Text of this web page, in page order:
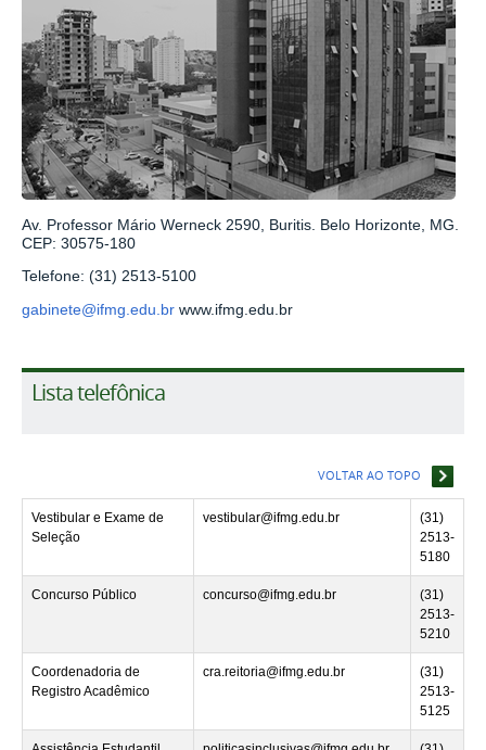
Av. Professor Mário Werneck 2590, Buritis. Belo Horizonte, MG.
CEP: 30575-180
Telefone: (31) 2513-5100
gabinete@ifmg.edu.br www.ifmg.edu.br
Lista telefônica
VOLTAR AO TOPO
Vestibular e Exame de
Seleção
vestibular@ifmg.edu.br
(31)
2513-
5180
Concurso Público concurso@ifmg.edu.br
(31)
2513-
5210
Coordenadoria de
Registro Acadêmico
cra.reitoria@ifmg.edu.br
(31)
2513-
5125